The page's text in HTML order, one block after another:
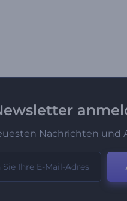
Nachrichten und